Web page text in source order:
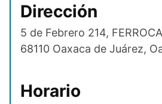
Dirección
5 de Febrero 214,
68110 Oaxaca de Juárez,
Horario